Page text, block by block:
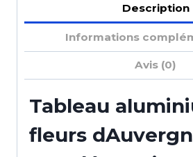
Description
Informations
Avis (0)
Tableau
fleurs